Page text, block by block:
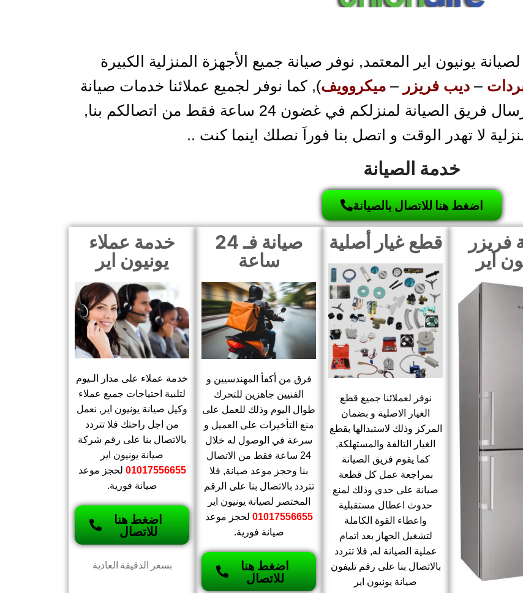
يونيون اير المعتمد, نوفر صيانة جميع الأجهزة المنزلية الكبيرة
–ديب فريزر –ميكروويف), كما نوفر لجميع عملائنا خدمات صيانة
عالية الجودة و في اقل وقت ممكن, حيث يتم ارسال فريق الصيانة لمنزلكم في غضون 24 ساعة فقط من اتصالكم بنا,
لا تهدر الوقت و اتصل بنا فوراَ نصلك اينما كنت ..
خدمة الصيانة
اضغط هنا للاتصال بالصيانة
فريزر
اير
قطع غيار أصلية
نوفر لعملائنا جميع قطع
الغيار الاصلية و بضمان
المركز وذلك لاستبدالها بقطع
الغيار التالفة والمستهلكة,
كما يقوم فريق الصيانة
بمراجعة عمل كل قطعة
صيانة على حدى وذلك لمنع
حدوث اعطال مستقبلية
واعطاء القوة الكاملة
لتشغيل الجهاز بعد اتمام
عملية الصيانة له, فلا تتردد
بالاتصال بنا على رقم تليفون
صيانة يونيون اير
صيانة فـ 24
ساعة
فرق من أكفأ المهندسيين و
الفنيين جاهزين للتحرك
طوال اليوم وذلك للعمل على
منع التأخيرات على العميل و
سرعة في الوصول له خلال
24 ساعة فقط من الاتصال
بنا وحجز موعد صيانة, فلا
تتردد بالاتصال بنا على الرقم
المختصر لصيانة يونيون اير
01017556655 لحجز موعد
صيانة فورية.
اضغط هنا
للاتصال
خدمة عملاء
يونيون اير
خدمة عملاء على مدار الـيوم
لتلبية احتياجات جميع عملاء
وكيل صيانة يونيون اير, نعمل
من اجل راحتك فلا تتردد
بالاتصال بنا على رقم شركة
صيانة يونيون اير
01017556655 لحجز موعد
صيانة فورية.
اضغط هنا
للاتصال
بسعر الدقيقة العادية